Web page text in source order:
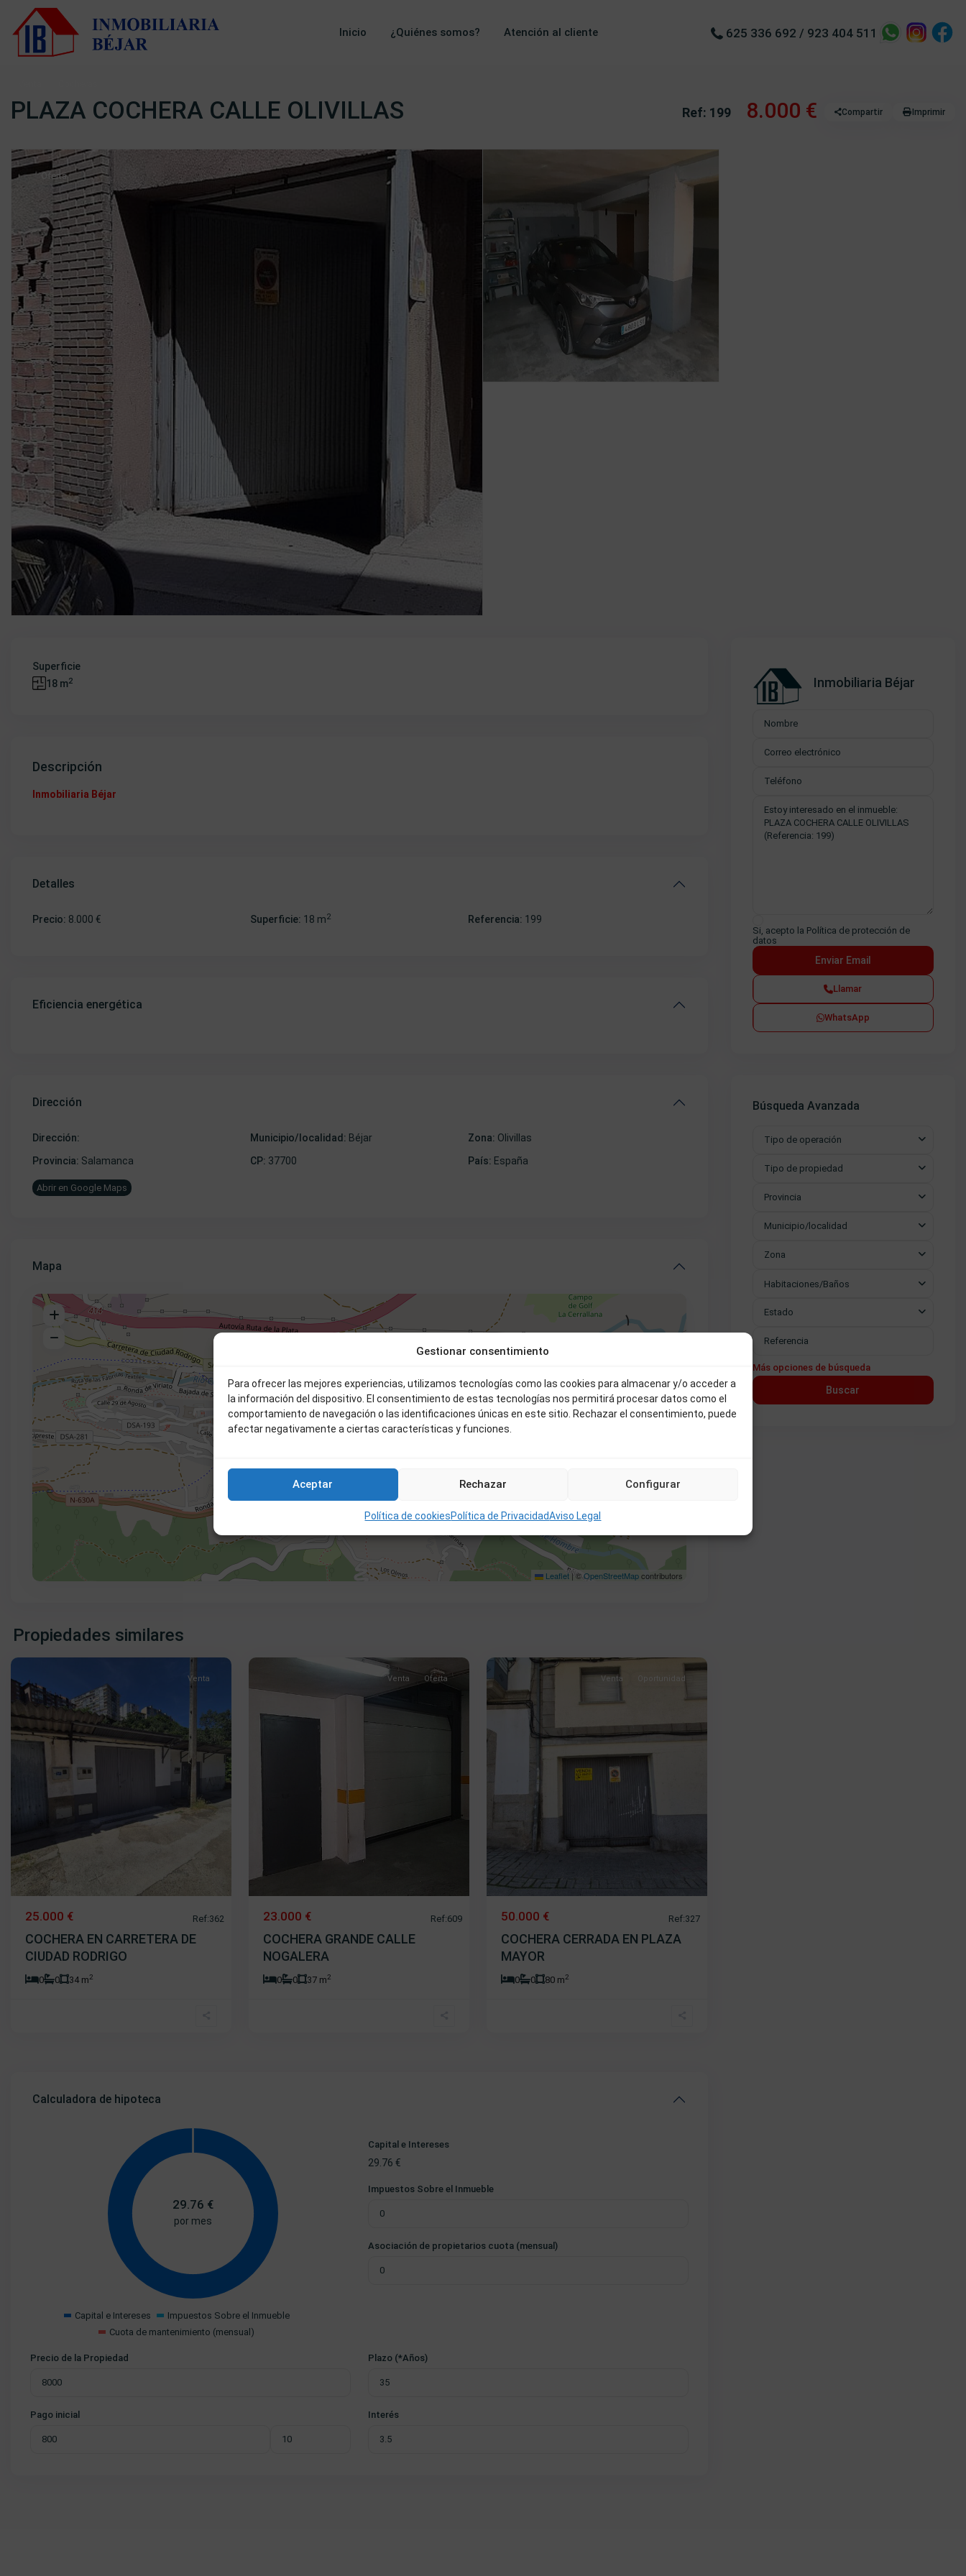
Gestionar consentimiento
Para ofrecer las mejores experiencias, utilizamos tecnologías como las cookies para almacenar y/o acceder a
la información del dispositivo. El consentimiento de estas tecnologías nos permitirá procesar datos como el
comportamiento de navegación o las identificaciones únicas en este sitio. Rechazar el consentimiento, puede
afectar negativamente a ciertas características y funciones.
Aceptar Rechazar Configurar
Política de cookiesPolítica de PrivacidadAviso Legal
Inicio ¿Quiénes somos? Atención al cliente 625 336 692 / 923 404 511
PLAZA COCHERA CALLE OLIVILLAS Ref: 199 8.000 € Compartir Imprimir
Oferta
Superficie
18 m2
Descripción
Inmobiliaria Béjar
Detalles
Precio: 8.000 € Superficie: 18 m2 Referencia: 199
Eficiencia energética
Dirección
Dirección: Municipio/localidad: Béjar Zona: Olivillas
Provincia: Salamanca CP: 37700 País: España
Abrir en Google Maps
Mapa
8.000 €
8.000 €
18 m
Leaflet | ©OpenStreetMapcontributors
Propiedades similares
Béjar
Venta
25.000 €
COCHERA EN CARRETERA DE
CIUDAD RODRIGO
0 0 34 m2
Ref:362
Venta Oferta
23.000 €
COCHERA GRANDE CALLE
NOGALERA
0 0 37 m2
Ref:609
Venta Oportunidad
50.000 €
COCHERA CERRADA EN PLAZA
MAYOR
0 0 80 m2
Ref:327
Calculadora de hipoteca
29.76 €
por mes
Capital e Intereses
Impuestos Sobre el Inmueble
Cuota de mantenimiento (mensual)
Capital e Intereses
29.76 €
Impuestos Sobre el Inmueble
Asociación de propietarios cuota (mensual)
Precio de la Propiedad
Pago inicial
Plazo (*Años)
Interés
Inmobiliaria Béjar
Si, acepto la Política de protección de
datos
Llamar
WhatsApp
Búsqueda Avanzada
Tipo de operación
Tipo de propiedad
Provincia
Municipio/localidad
Zona
Habitaciones/Baños
Estado
Más opciones de búsqueda
Buscar